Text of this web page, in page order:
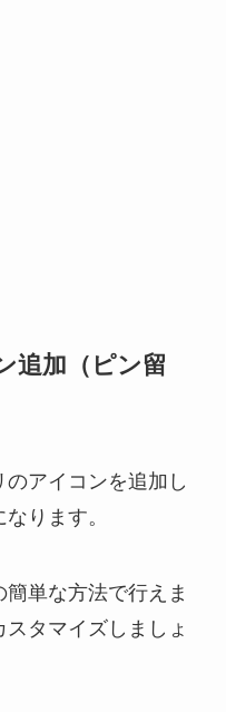
追加（ピン留
アイコンを追加し
ります。
単な方法で行えま
タマイズしましょ